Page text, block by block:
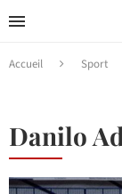
Accueil Sport
Danilo